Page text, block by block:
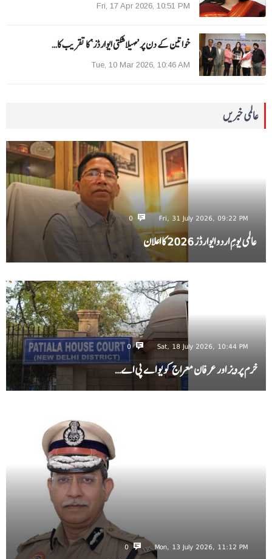
Fri, 17 Apr 2026, 10:51 PM
خواتین کے دن پر ’مہیلا شکتی ایوارڈز‘ کا تقریب کا…
Tue, 10 Mar 2026, 10:46 AM
عالمی خبریں
Fri, 31 July 2026, 09:22 PM
0
عالمی یومِ اردو ایوارڈز 2026 کا اعلان
Sat, 18 July 2026, 10:44 PM
0
خرم پرویز اور عرفان معراج کو یو اے پی اے…
Mon, 13 July 2026, 11:12 PM
0